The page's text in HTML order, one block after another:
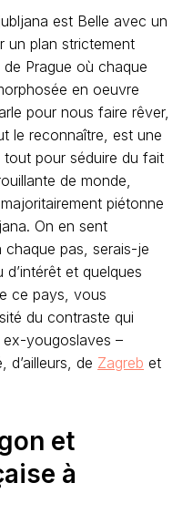
est Belle avec un
un plan strictement
Prague où chaque
en oeuvre
pour nous faire rêver,
le reconnaître, est une
tout pour séduire du fait
de monde,
piétonne
On en sent
chaque pas, serais-je
et quelques
ce pays, vous
du contraste qui
ex-yougoslaves –
d’ailleurs, de Zagreb et
et
à